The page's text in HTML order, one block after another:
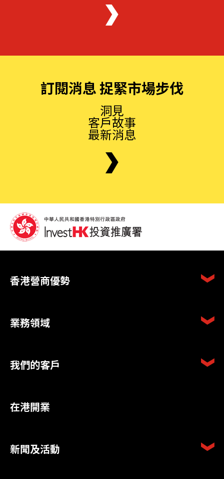
訂閱消息 捉緊市場步伐
洞見
客戶故事
最新消息
香港營商優勢
業務領域
我們的客戶
在港開業
新聞及活動